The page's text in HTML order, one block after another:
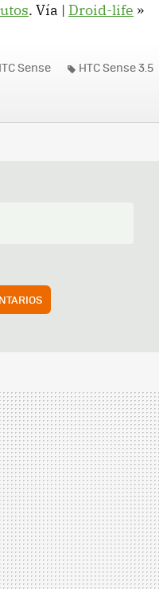
. Vía | Droid-life »
Sense HTC Sense 3.5